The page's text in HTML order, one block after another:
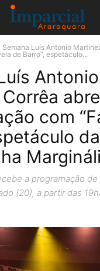
Semana Luís Antonio
de Barro”, espetáculo...
Antonio
abre
com
da
a programação
(20), a partir das